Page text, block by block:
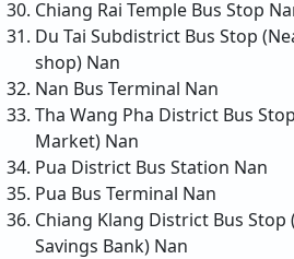
Chiang Rai Temple Bus Stop
Du Tai Subdistrict Bus Stop
shop) Nan
Nan Bus Terminal Nan
Tha Wang Pha District Bus
Market) Nan
Pua District Bus Station Nan
Pua Bus Terminal Nan
Chiang Klang District Bus
Savings Bank) Nan